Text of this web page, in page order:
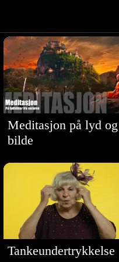
Meditasjon på lyd og
bilde
Tankeundertrykkelse